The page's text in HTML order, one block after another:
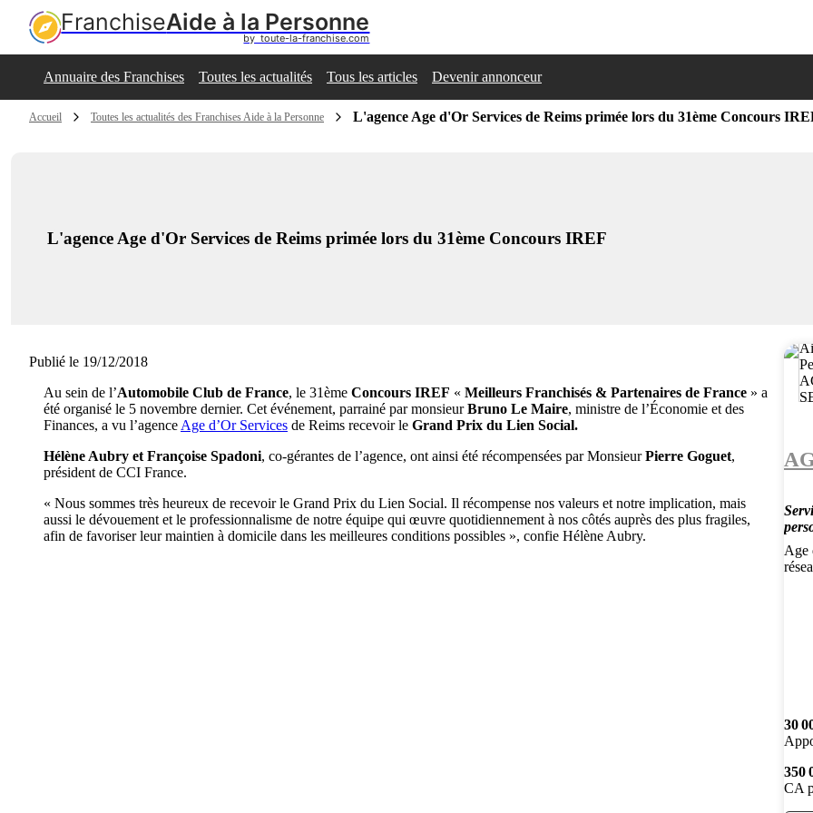
FranchiseAide à la Personne
by  toute-la-franchise.com
Annuaire des Franchises Toutes les actualités Tous les articles Devenir annonceur
Accueil Toutes les actualités des Franchises Aide à la Personne L'agence Age d'Or Services de Reims primée lors du 31ème Concours
L'agence Age d'Or Services de Reims primée lors du 31ème Concours IREF
Publié le 19/12/2018
Au sein de l’Automobile Club de France, le 31ème Concours IREF « Meilleurs Franchisés & Partenaires de France » a
été organisé le 5 novembre dernier. Cet événement, parrainé par monsieurBruno Le Maire, ministre de l’Économie et des
Finances, a vu l’agence Age d’Or Services de Reims recevoir le Grand Prix du Lien Social.
Hélène Aubry et Françoise Spadoni, co-gérantes de l’agence, ont ainsi été récompensées par MonsieurPierre Goguet,
président de CCI France.
« Nous sommes très heureux de recevoir le Grand Prix du Lien Social. Il récompense nos valeurs et notre implication, mais
aussi le dévouement et le professionnalisme de notre équipe qui œuvre quotidiennement à nos côtés auprès des plus fragiles,
afin de favoriser leur maintien à domicile dans les meilleures conditions possibles », confie Hélène Aubry.
Age
30
350
CA